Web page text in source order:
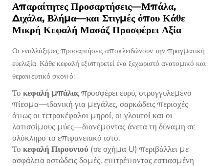
Απαραίτητες Προσαρτήσεις—Μπάλα,
Διχάλα, Βλήμα—και Στιγμές όπου Κάθε
Μικρή Κεφαλή Μασάζ Προσφέρει Αξία
Οι εναλλάξιμες προσαρτήσεις αποκλειδώνουν την πραγματική
ευελιξία. Κάθε κεφαλή εξυπηρετεί ένα ξεχωριστό ανατομικό και
θεραπευτικό σκοπό:
Το κεφαλή μπάλας προσφέρει ευρύ, στρογγυλεμένο
πίεσμα—ιδανική για μεγάλες, σαρκώδεις περιοχές
όπως οι τετρακέφαλοι μηροί, οι γλουτοί και οι
λατισσίμους μύες—διανέμοντας άνετα τη δύναμη σε
ολόκληρο το επιφανειακό ιστό.
Το κεφαλή Πιρουνιού (σε σχήμα U) περιβάλλει με
ασφάλεια οστώδεις δομές, επιτρέποντας εστιασμένη